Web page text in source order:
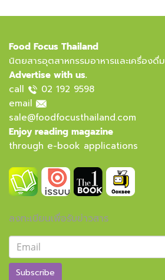
Food Focus Thailand
นิตยสารอุตสาหกรรมอาหารและเครื่องดื่ม
Advertise with us.
call
02 192 9598
email
sale@foodfocusthailand.com
Enjoy reading magazine
through e-book applications
ลงทะเบียนเพื่อรับข่าวสาร
Subscribe